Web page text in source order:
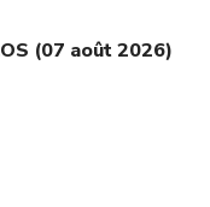
(07 août 2026)